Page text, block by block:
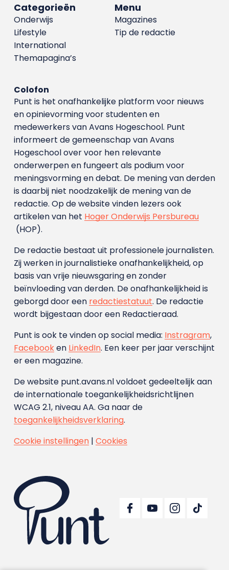
Menu
Magazines
Tip de redactie
Categorieën
Onderwijs
Lifestyle
International
Themapagina’s
Colofon
Punt is het onafhankelijke platform voor nieuws
en opinievorming voor studenten en
medewerkers van Avans Hoge­school. Punt
informeert de gemeenschap van Avans
Hogeschool over voor hen relevante
onderwerpen en fungeert als podium voor
meningsvorming en debat. De mening van derden
is daarbij niet noodzakelijk de mening van de
redactie. Op de website vinden lezers ook
artikelen van het Hoger Onderwijs Persbureau
(HOP).
De redactie bestaat uit professionele journalisten.
Zij werken in journalistieke onafhankelijkheid, op
basis van vrije nieuwsgaring en zonder
beïnvloeding van derden. De onafhankelijkheid is
geborgd door een redactiestatuut. De redactie
wordt bijgestaan door een Redactieraad.
Punt is ook te vinden op social media: Instragram,
Facebooken LinkedIn. Een keer per jaar verschijnt
er een magazine.
De website punt.avans.nl voldoet gedeeltelijk aan
de internationale toegankelijkheidsrichtlijnen
WCAG 2.1, niveau AA. Ga naar de
toegankelijkheidsverklaring.
Cookie instellingen| Cookies